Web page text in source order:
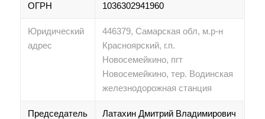
ОГРН 1036302941960
Юридический
адрес
446379, Самарская обл, м.р-н
Красноярский, г.п.
Новосемейкино, пгт
Новосемейкино, тер. Водинская
железнодорожная станция
Председатель
Латахин Дмитрий Владимирович